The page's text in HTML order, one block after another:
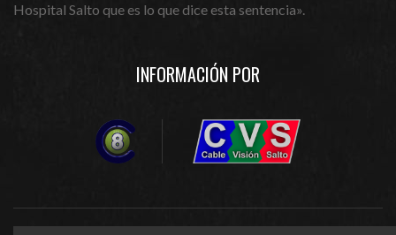
Hospital Salto que es lo que dice esta sentencia».
INFORMACIÓN POR